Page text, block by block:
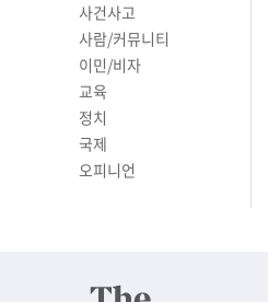
사건사고
사람/커뮤니티
이민/비자
교육
정치
국제
오피니언